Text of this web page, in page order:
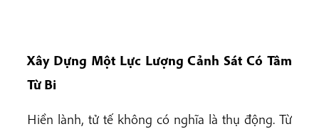
Xây Dựng Một Lực Lượng Cảnh Sát Có Tâm
Từ Bi
Hiền lành, tử tế không có nghĩa là thụ động. Từ